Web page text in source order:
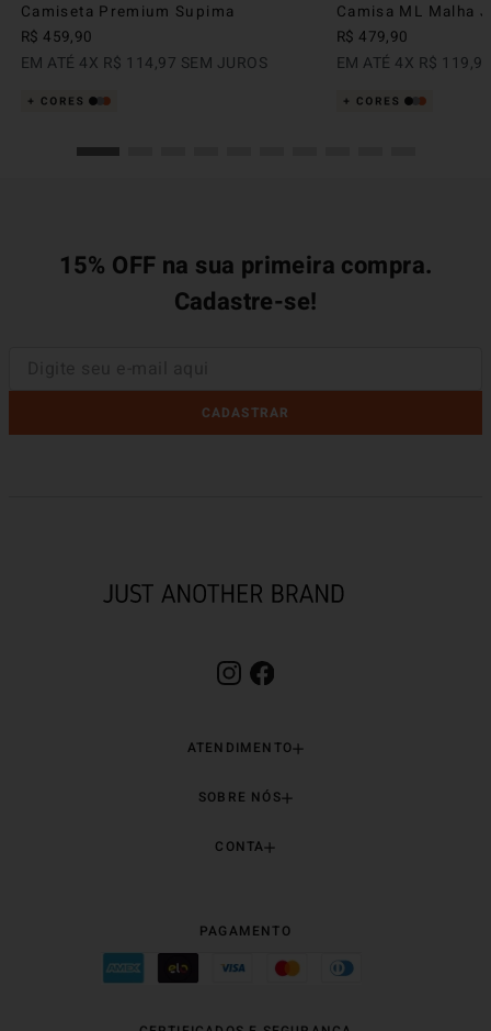
Camiseta Premium Supima
R$ 459,90
EM ATÉ 4X R$ 114,97 SEM JUROS
Camisa ML Malha
R$ 479,90
EM ATÉ 4X R$ 119,
15% OFF na sua primeira compra.
Cadastre-se!
CADASTRAR
ATENDIMENTO
SOBRE NÓS
CONTA
PAGAMENTO